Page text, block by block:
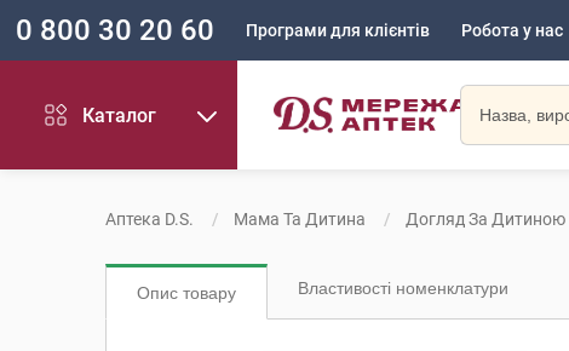
0 800 30 20 60 Програми для клієнтів Робота у нас
Каталог
Аптека D.S. Мама Та Дитина Догляд За Дитиною
Опис товару Властивості номенклатури